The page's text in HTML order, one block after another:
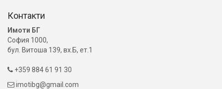
Контакти
Имоти БГ
София 1000,
бул. Витоша 139, вх.Б, ет.1
 +359 884 61 91 30
 imotibg@gmail.com